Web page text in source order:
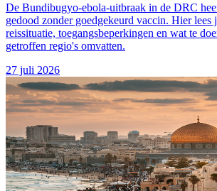
De Bundibugyo-ebola-uitbraak in de DRC
gedood zonder goedgekeurd vaccin. Hier lees
reissituatie, toegangsbeperkingen en wat te
getroffen regio's omvatten.
27 juli 2026